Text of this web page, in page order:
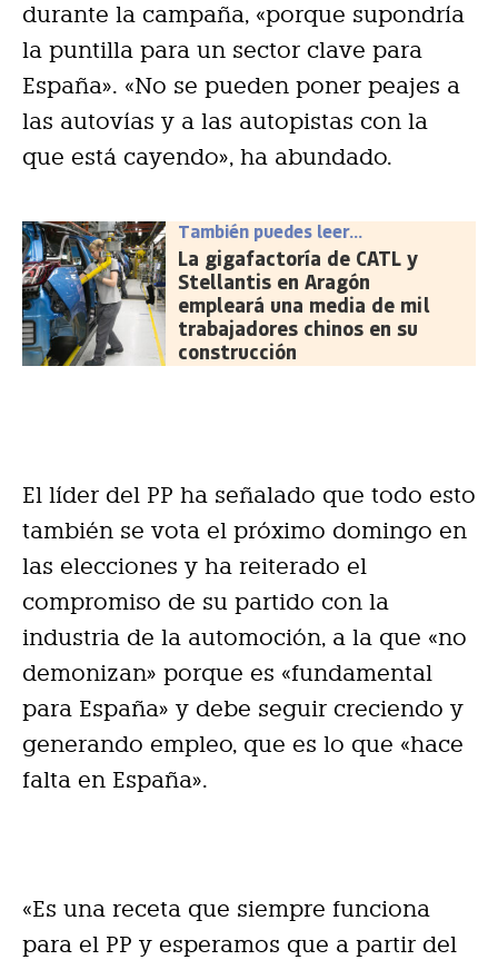
durante la campaña, «porque supondría
la puntilla para un sector clave para
España». «No se pueden poner peajes a
las autovías y a las autopistas con la
que está cayendo», ha abundado.
También puedes leer...
La gigafactoría de CATL y
Stellantis en Aragón
empleará una media de mil
trabajadores chinos en su
construcción
El líder del PP ha señalado que todo esto
también se vota el próximo domingo en
las elecciones y ha reiterado el
compromiso de su partido con la
industria de la automoción, a la que «no
demonizan» porque es «fundamental
para España» y debe seguir creciendo y
generando empleo, que es lo que «hace
falta en España».
«Es una receta que siempre funciona
para el PP y esperamos que a partir del